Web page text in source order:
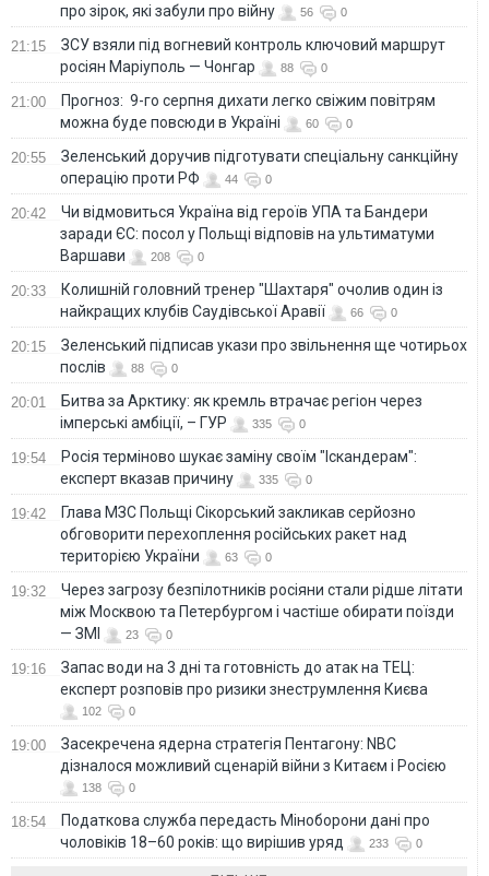
про зірок, які забули про війну
56 0
21:15
ЗСУ взяли під вогневий контроль ключовий маршрут
росіян Маріуполь — Чонгар
88 0
21:00
Прогноз: 9-го серпня дихати легко свіжим повітрям
можна буде повсюди в Україні
60 0
20:55
Зеленський доручив підготувати спеціальну санкційну
операцію проти РФ
44 0
20:42
Чи відмовиться Україна від героїв УПА та Бандери
заради ЄС: посол у Польщі відповів на ультиматуми
Варшави
208 0
20:33
Колишній головний тренер "Шахтаря" очолив один із
найкращих клубів Саудівської Аравії
66 0
20:15
Зеленський підписав укази про звільнення ще чотирьох
послів
88 0
20:01
Битва за Арктику: як кремль втрачає регіон через
імперські амбіції, – ГУР
335 0
19:54
Росія терміново шукає заміну своїм "Іскандерам":
експерт вказав причину
335 0
19:42
Глава МЗС Польщі Сікорський закликав серйозно
обговорити перехоплення російських ракет над
територією України
63 0
19:32
Через загрозу безпілотників росіяни стали рідше літати
між Москвою та Петербургом і частіше обирати поїзди
— ЗМІ
23 0
19:16
Запас води на 3 дні та готовність до атак на ТЕЦ:
експерт розповів про ризики знеструмлення Києва
102 0
19:00
Засекречена ядерна стратегія Пентагону: NBC
дізналося можливий сценарій війни з Китаєм і Росією
138 0
18:54
Податкова служба передасть Міноборони дані про
чоловіків 18–60 років: що вирішив уряд
233 0